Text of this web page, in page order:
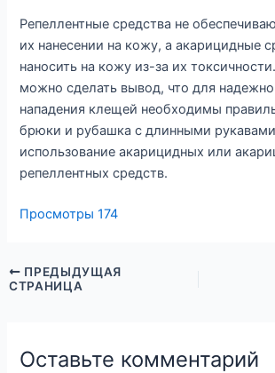
Репеллентные средства не
их нанесении на кожу, а акарицидные
наносить на кожу из-за их
можно сделать вывод, что для
нападения клещей необходимы
брюки и рубашка с длинными
использование акарицидных или
репеллентных средств.
Просмотры 174
ПРЕДЫДУЩАЯ
СТРАНИЦА
Оставьте комментарий